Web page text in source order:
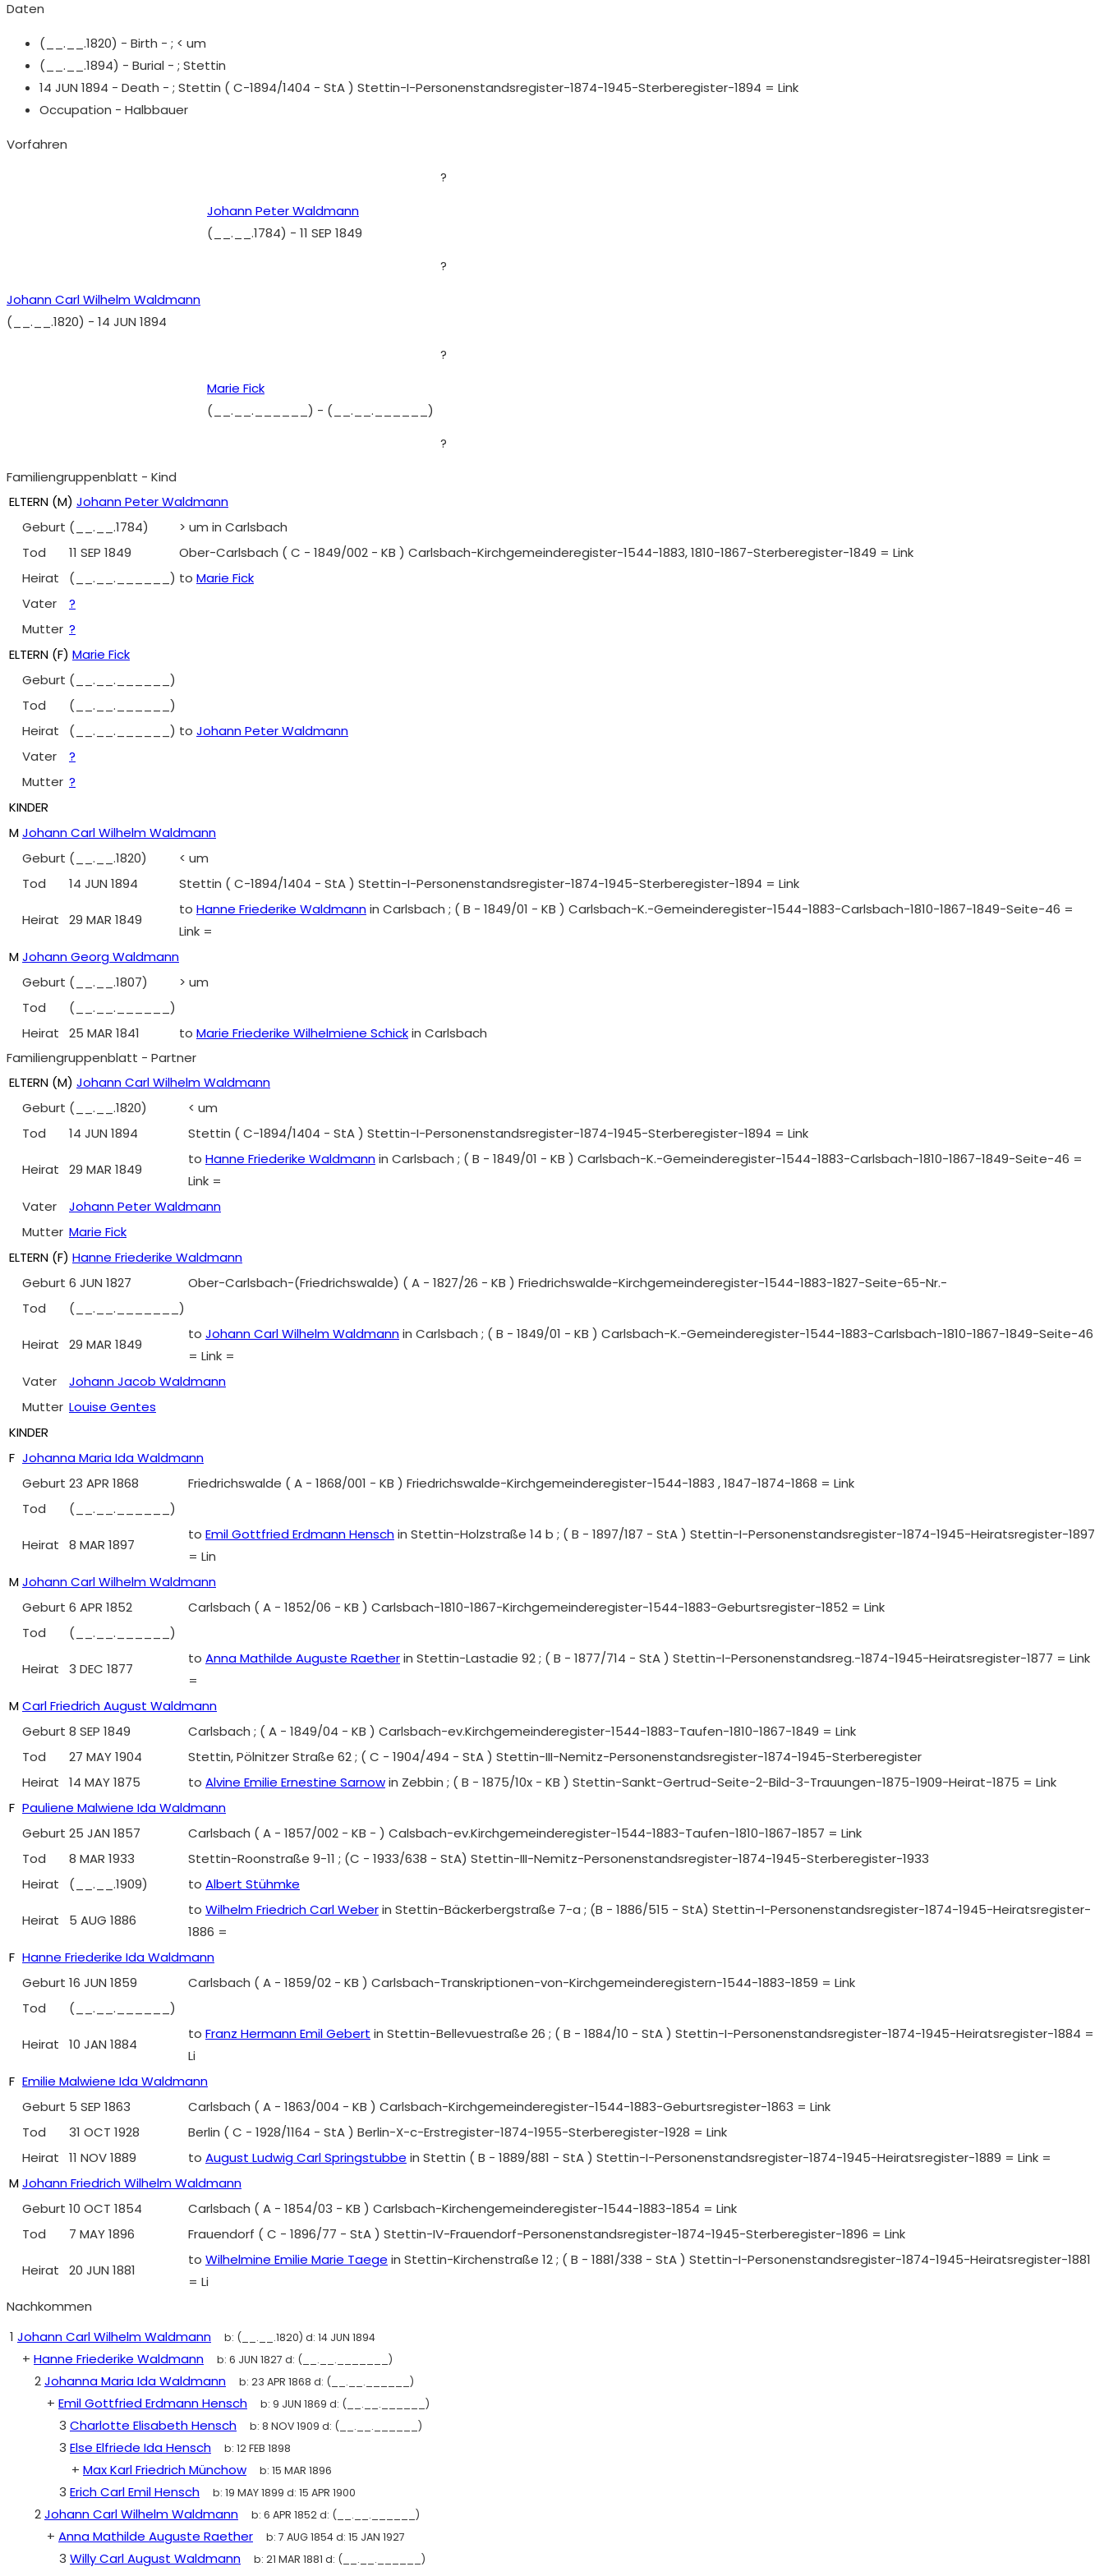
Daten
(__.__.1820) - Birth - ; < um
(__.__.1894) - Burial - ; Stettin
14 JUN 1894 - Death - ; Stettin ( C-1894/1404 - StA ) Stettin-I-Personenstandsregister-1874-1945-Sterberegister-1894 = Link
Occupation - Halbbauer
Vorfahren
?
Johann Peter Waldmann
(__.__.1784) - 11 SEP 1849
?
Johann Carl Wilhelm Waldmann
(__.__.1820) - 14 JUN 1894
?
Marie Fick
(__.__.______) - (__.__.______)
?
Familiengruppenblatt - Kind
ELTERN (M) Johann Peter Waldmann
Geburt (__.__.1784)
> um in Carlsbach
Tod
11 SEP 1849
Ober-Carlsbach ( C - 1849/002 - KB ) Carlsbach-Kirchgemeinderegister-1544-1883, 1810-1867-Sterberegister-1849 = Link
Heirat
(__.__.______) to Marie Fick
Vater
?
Mutter ?
ELTERN (F) Marie Fick
Geburt (__.__.______)
Tod
(__.__.______)
Heirat
(__.__.______) to Johann Peter Waldmann
Vater
?
Mutter ?
KINDER
MJohann Carl Wilhelm Waldmann
Geburt (__.__.1820)
< um
Tod
14 JUN 1894 Stettin ( C-1894/1404 - StA ) Stettin-I-Personenstandsregister-1874-1945-Sterberegister-1894 = Link
Heirat 29 MAR 1849
to Hanne Friederike Waldmannin Carlsbach ; ( B - 1849/01 - KB ) Carlsbach-K.-Gemeinderegister-1544-1883-Carlsbach-1810-1867-1849-Seite-46 =
Link =
MJohann Georg Waldmann
Geburt (__.__.1807)
> um
Tod
(__.__.______)
Heirat
25 MAR 1841 to Marie Friederike Wilhelmiene Schickin Carlsbach
Familiengruppenblatt - Partner
ELTERN (M) Johann Carl Wilhelm Waldmann
Geburt (__.__.1820)
< um
Tod
14 JUN 1894 Stettin ( C-1894/1404 - StA ) Stettin-I-Personenstandsregister-1874-1945-Sterberegister-1894 = Link
Heirat 29 MAR 1849
to Hanne Friederike Waldmannin Carlsbach ; ( B - 1849/01 - KB ) Carlsbach-K.-Gemeinderegister-1544-1883-Carlsbach-1810-1867-1849-Seite-46 =
Link =
Vater
Johann Peter Waldmann
Mutter Marie Fick
ELTERN (F) Hanne Friederike Waldmann
Geburt 6 JUN 1827
Ober-Carlsbach-(Friedrichswalde) ( A - 1827/26 - KB ) Friedrichswalde-Kirchgemeinderegister-1544-1883-1827-Seite-65-Nr.-
Tod
(__.__._______)
Heirat 29 MAR 1849
to Johann Carl Wilhelm Waldmannin Carlsbach ; ( B - 1849/01 - KB ) Carlsbach-K.-Gemeinderegister-1544-1883-Carlsbach-1810-1867-1849-Seite-46
= Link =
Vater
Johann Jacob Waldmann
Mutter Louise Gentes
KINDER
F Johanna Maria Ida Waldmann
Geburt 23 APR 1868
Friedrichswalde ( A - 1868/001 - KB ) Friedrichswalde-Kirchgemeinderegister-1544-1883 , 1847-1874-1868 = Link
Tod
(__.__.______)
Heirat 8 MAR 1897
to Emil Gottfried Erdmann Henschin Stettin-Holzstraße 14 b ; ( B - 1897/187 - StA ) Stettin-I-Personenstandsregister-1874-1945-Heiratsregister-1897
= Lin
MJohann Carl Wilhelm Waldmann
Geburt 6 APR 1852
Carlsbach ( A - 1852/06 - KB ) Carlsbach-1810-1867-Kirchgemeinderegister-1544-1883-Geburtsregister-1852 = Link
Tod
(__.__.______)
Heirat 3 DEC 1877
to Anna Mathilde Auguste Raetherin Stettin-Lastadie 92 ; ( B - 1877/714 - StA ) Stettin-I-Personenstandsreg.-1874-1945-Heiratsregister-1877 = Link
=
MCarl Friedrich August Waldmann
Geburt 8 SEP 1849
Carlsbach ; ( A - 1849/04 - KB ) Carlsbach-ev.Kirchgemeinderegister-1544-1883-Taufen-1810-1867-1849 = Link
Tod
27 MAY 1904
Stettin, Pölnitzer Straße 62 ; ( C - 1904/494 - StA ) Stettin-III-Nemitz-Personenstandsregister-1874-1945-Sterberegister
Heirat
14 MAY 1875 to Alvine Emilie Ernestine Sarnowin Zebbin ; ( B - 1875/10x - KB ) Stettin-Sankt-Gertrud-Seite-2-Bild-3-Trauungen-1875-1909-Heirat-1875 = Link
F Pauliene Malwiene Ida Waldmann
Geburt 25 JAN 1857
Carlsbach ( A - 1857/002 - KB - ) Calsbach-ev.Kirchgemeinderegister-1544-1883-Taufen-1810-1867-1857 = Link
Tod
8 MAR 1933
Stettin-Roonstraße 9-11 ; (C - 1933/638 - StA) Stettin-III-Nemitz-Personenstandsregister-1874-1945-Sterberegister-1933
Heirat
(__.__.1909) to Albert Stühmke
Heirat 5 AUG 1886
to Wilhelm Friedrich Carl Weberin Stettin-Bäckerbergstraße 7-a ; (B - 1886/515 - StA) Stettin-I-Personenstandsregister-1874-1945-Heiratsregister-
1886 =
F Hanne Friederike Ida Waldmann
Geburt 16 JUN 1859
Carlsbach ( A - 1859/02 - KB ) Carlsbach-Transkriptionen-von-Kirchgemeinderegistern-1544-1883-1859 = Link
Tod
(__.__.______)
Heirat 10 JAN 1884
to Franz Hermann Emil Gebert in Stettin-Bellevuestraße 26 ; ( B - 1884/10 - StA ) Stettin-I-Personenstandsregister-1874-1945-Heiratsregister-1884 =
Li
F Emilie Malwiene Ida Waldmann
Geburt 5 SEP 1863
Carlsbach ( A - 1863/004 - KB ) Carlsbach-Kirchgemeinderegister-1544-1883-Geburtsregister-1863 = Link
Tod
31 OCT 1928
Berlin ( C - 1928/1164 - StA ) Berlin-X-c-Erstregister-1874-1955-Sterberegister-1928 = Link
Heirat
11 NOV 1889 to August Ludwig Carl Springstubbe in Stettin ( B - 1889/881 - StA ) Stettin-I-Personenstandsregister-1874-1945-Heiratsregister-1889 = Link =
MJohann Friedrich Wilhelm Waldmann
Geburt 10 OCT 1854
Carlsbach ( A - 1854/03 - KB ) Carlsbach-Kirchengemeinderegister-1544-1883-1854 = Link
Tod
7 MAY 1896 Frauendorf ( C - 1896/77 - StA ) Stettin-IV-Frauendorf-Personenstandsregister-1874-1945-Sterberegister-1896 = Link
Heirat 20 JUN 1881
to Wilhelmine Emilie Marie Taege in Stettin-Kirchenstraße 12 ; ( B - 1881/338 - StA ) Stettin-I-Personenstandsregister-1874-1945-Heiratsregister-1881
= Li
Nachkommen
1 Johann Carl Wilhelm Waldmann b: (__.__.1820) d: 14 JUN 1894
+ Hanne Friederike Waldmann b: 6 JUN 1827 d: (__.__._______)
2Johanna Maria Ida Waldmann b: 23 APR 1868 d: (__.__.______)
+ Emil Gottfried Erdmann Hensch b: 9 JUN 1869 d: (__.__.______)
3 Charlotte Elisabeth Hensch b: 8 NOV 1909 d: (__.__.______)
3 Else Elfriede Ida Hensch b: 12 FEB 1898
+ Max Karl Friedrich Münchow b: 15 MAR 1896
3 Erich Carl Emil Hensch b: 19 MAY 1899 d: 15 APR 1900
2Johann Carl Wilhelm Waldmann b: 6 APR 1852d: (__.__.______)
+ Anna Mathilde Auguste Raether b: 7 AUG 1854d: 15 JAN 1927
3 Willy Carl August Waldmann b: 21 MAR 1881 d: (__.__.______)